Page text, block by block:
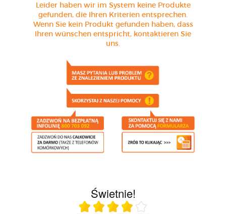
Leider haben wir im System keine Produkte
gefunden, die Ihren Kriterien entsprechen.
Wenn Sie kein Produkt gefunden haben, dass
Ihren wünschen entspricht, kontaktieren Sie
uns.
Świetnie!
Ocena średnia 4 na 5